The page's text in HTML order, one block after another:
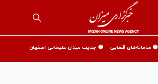
🟡 سامانه‌های قضایی 🟡 جنایت میدان علیخانی اصفهان